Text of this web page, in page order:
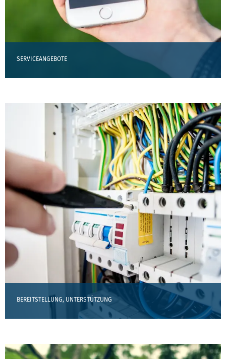
SERVICEANGEBOTE
BEREITSTELLUNG, UNTERSTÜTZUNG